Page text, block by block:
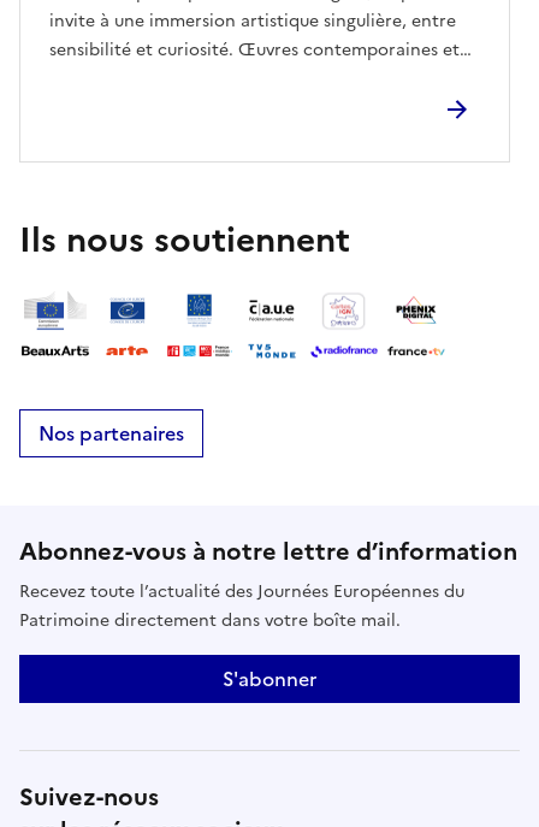
invite à une immersion artistique singulière, entre
sensibilité et curiosité. Œuvres contemporaines et
se répondent dans un jeu de regards croisés et de
créations contemporaines d’artistes majeurs,
Katharina Fritsch ou Jaume Plensa, côtoient les
collections permanentes et offrent une lecture
adapté aux plus jeunes est disponible pour
Ils nous soutiennent
Nos partenaires
Abonnez-vous à notre lettre d’information
Recevez toute l’actualité des Journées Européennes du
Patrimoine directement dans votre boîte mail.
S'abonner
Suivez-nous